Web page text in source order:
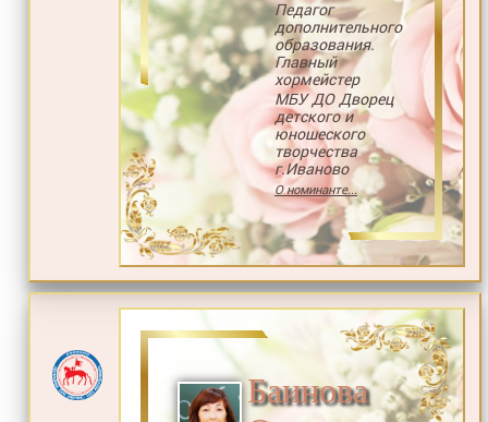
Педагог
дополнительного
образования.
Главный
хормейстер
МБУ ДО Дворец
детского и
юношеского
творчества
г.Иваново
О номинанте...
Баинова